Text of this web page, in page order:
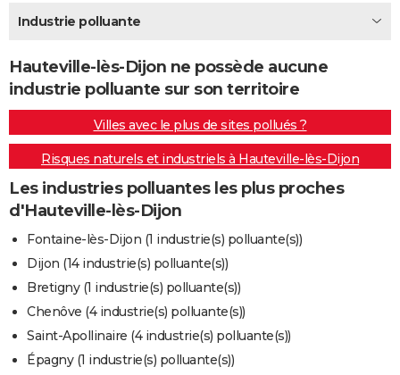
Destinations
City break
Voyage nature
Voyage de noces
Forum
Climat
+PHOTO
GUIDES D'ACHAT
BONS PLANS
CARTE DE VOEUX
Carte de Noël
Carte Bonne année
Carte Saint-Valentin
Carte Pâques
Carte d'anniversaire
DICTIONNAIRE
Dictionnaire
Biographies
Citations
Expressions
Proverbes
PROGRAMME TV
COPAINS D'AVANT
S'inscrire
Se connecter
Lycées
Collèges
Primaires
Universités
Entreprises
Service militaire
Avis de recherche
AVIS DE DÉCÈS
FORUM
Bricolage
Lifestyle
Culture
Sport
Auto
Television
Voyage
Cinema
Industrie polluante
Hauteville-lès-Dijon ne possède aucune
industrie polluante sur son territoire
Villes avec le plus de sites pollués ?
Risques naturels et industriels à Hauteville-lès-Dijon
Les industries polluantes les plus proches
d'Hauteville-lès-Dijon
Fontaine-lès-Dijon (1 industrie(s) polluante(s))
Dijon (14 industrie(s) polluante(s))
Bretigny (1 industrie(s) polluante(s))
Chenôve (4 industrie(s) polluante(s))
Saint-Apollinaire (4 industrie(s) polluante(s))
Épagny (1 industrie(s) polluante(s))